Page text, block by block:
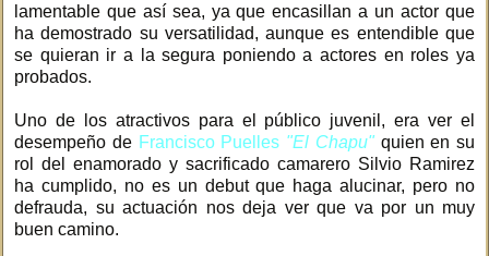
lamentable que así sea, ya que encasillan a un actor que
ha demostrado su versatilidad, aunque es entendible que
se quieran ir a la segura poniendo a actores en roles ya
probados.
Uno de los atractivos para el público juvenil, era ver el
desempeño de Francisco Puelles "El Chapu"quien en su
rol del enamorado y sacrificado camarero Silvio Ramirez
ha cumplido, no es un debut que haga alucinar, pero no
defrauda, su actuación nos deja ver que va por un muy
buen camino.